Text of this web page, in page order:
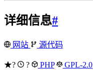
详细信息#
网站 源代码
★? ? PHP GPL-2.0